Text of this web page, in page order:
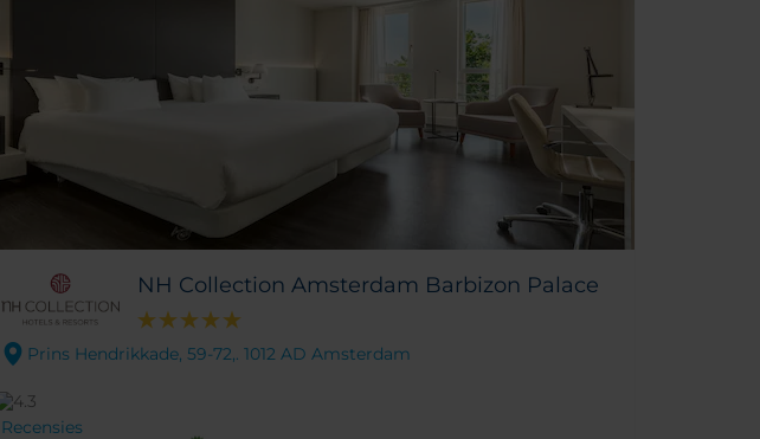
NH Collection Amsterdam Barbizon Palace
Prins Hendrikkade, 59-72,. 1012 AD Amsterdam
Recensies